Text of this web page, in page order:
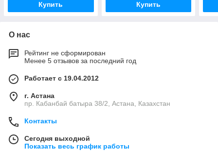
Купить Купить
О нас
Рейтинг не сформирован
Менее 5 отзывов за последний год
Работает с 19.04.2012
г. Астана
пр. Кабанбай батыра 38/2, Астана, Казахстан
Контакты
Сегодня выходной
Показать весь график работы